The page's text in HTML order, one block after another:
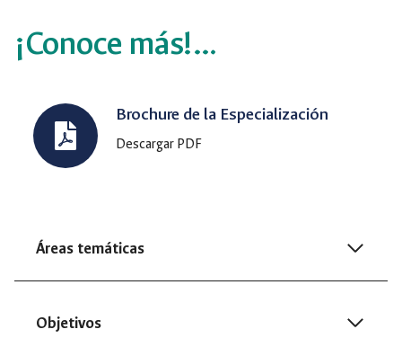
¡Conoce más!…
Brochure de la Especialización
Descargar PDF
Áreas temáticas
Objetivos